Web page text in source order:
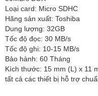
Loại card: Micro SDHC
Hãng sản xuất: Toshiba
Dung lượng: 32GB
Tốc độ đọc: 30 MB/s
Tốc độ ghi: 10-15 MB/s
Bảo hành: 60 Tháng
Kích thước: 15 mm (L) x 11
tất cả các thiết bị hỗ trợ